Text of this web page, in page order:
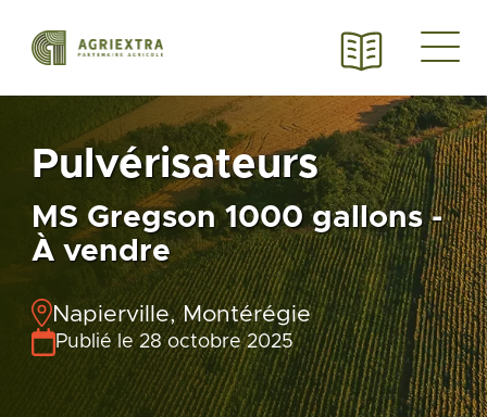
Pulvérisateurs
MS Gregson 1000 gallons -
À vendre
Napierville, Montérégie
Publié le 28 octobre 2025